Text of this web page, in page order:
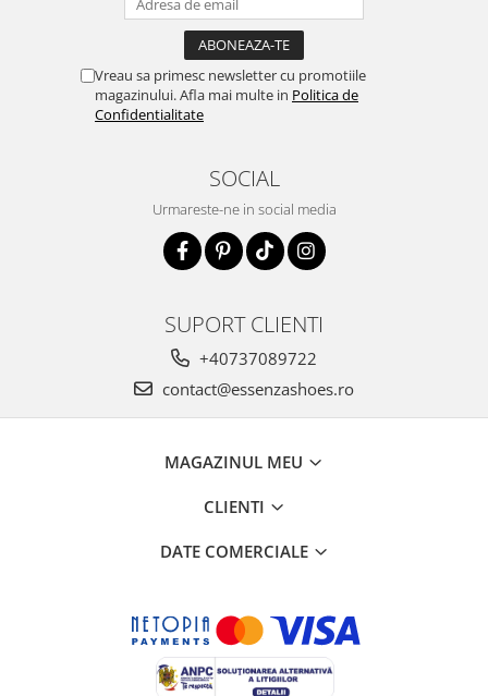
Vreau sa primesc newsletter cu promotiile
magazinului. Afla mai multe in Politica de
Confidentialitate
SOCIAL
Urmareste-ne in social media
SUPORT CLIENTI
+40737089722
contact@essenzashoes.ro
MAGAZINUL MEU
CLIENTI
DATE COMERCIALE